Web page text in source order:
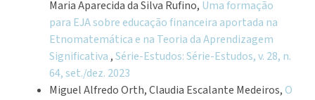
Maria Aparecida da Silva Rufino, Uma formação
para EJA sobre educação financeira aportada na
Etnomatemática e na Teoria da Aprendizagem
Significativa ,Série-Estudos: Série-Estudos, v. 28, n.
64, set./dez. 2023
Miguel Alfredo Orth, Claudia Escalante Medeiros, O